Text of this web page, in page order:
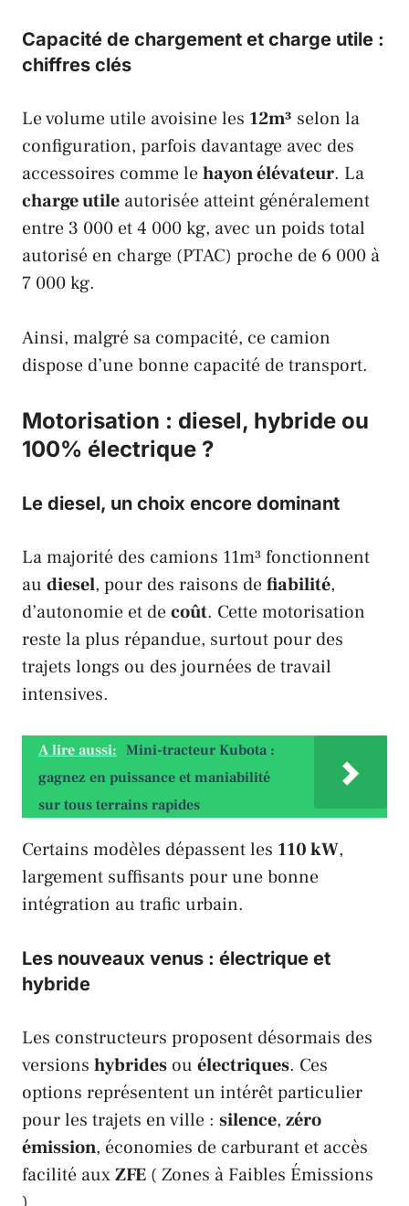
Capacité de chargement et charge utile :
chiffres clés
Le volume utile avoisine les 12m³ selon la
configuration, parfois davantage avec des
accessoires comme lehayon élévateur. La
charge utile autorisée atteint généralement
entre 3 000 et 4 000 kg, avec un poids total
autorisé en charge (PTAC) proche de 6 000 à
7 000 kg.
Ainsi, malgré sa compacité, ce camion
dispose d’une bonne capacité de transport.
Motorisation : diesel, hybride ou
100% électrique ?
Le diesel, un choix encore dominant
La majorité des camions 11m³ fonctionnent
au diesel, pour des raisons defiabilité,
d’autonomie et decoût. Cette motorisation
reste la plus répandue, surtout pour des
trajets longs ou des journées de travail
intensives.
A lire aussi: Mini-tracteur Kubota :
gagnez en puissance et maniabilité
sur tous terrains rapides
Certains modèles dépassent les 110 kW,
largement suffisants pour une bonne
intégration au trafic urbain.
Les nouveaux venus : électrique et
hybride
Les constructeurs proposent désormais des
versions hybrides ou électriques. Ces
options représentent un intérêt particulier
pour les trajets en ville : silence, zéro
émission, économies de carburant et accès
facilité auxZFE ( Zones à Faibles Émissions